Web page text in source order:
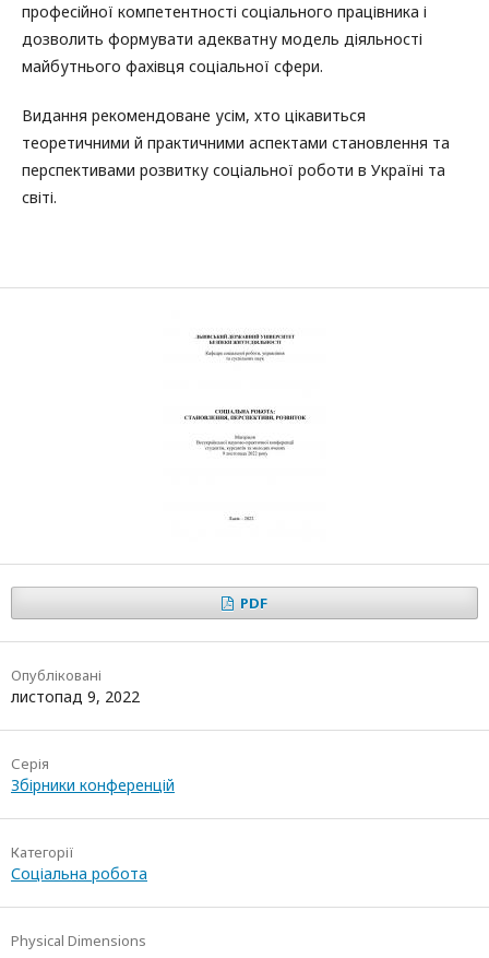
професійної компетентності соціального працівника і
дозволить формувати адекватну модель діяльності
майбутнього фахівця соціальної сфери.
Видання рекомендоване усім, хто цікавиться
теоретичними й практичними аспектами становлення та
перспективами розвитку соціальної роботи в Україні та
світі.
PDF
Опубліковані
листопад 9, 2022
Серія
Збірники конференцій
Категорії
Соціальна робота
Physical Dimensions